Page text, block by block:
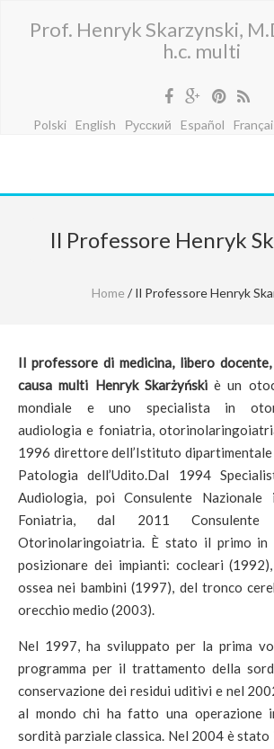
Prof. Henryk Skarzynski,
h.c. multi
Polski English Русский Español
Il Professore Henryk
Home / Il Professore Henryk
Il professore di medicina, libero
causa multi Henryk Skarżyńskiè un
mondiale e uno specialista in
audiologia e foniatria,
1996 direttore dell’Istituto
Patologia dell’Udito.Dal 1994
Audiologia, poi Consulente
Foniatria, dal 2011 Consulente
Otorinolaringoiatria. È stato il primo in
posizionare dei impianti: cocleari
ossea nei bambini (1997), del tronco
orecchio medio (2003).
Nel 1997, ha sviluppato per la prima
programma per il trattamento della
conservazione dei residui uditivi e nel
al mondo chi ha fatto una operazione
sordità parziale classica. Nel 2004 è stato